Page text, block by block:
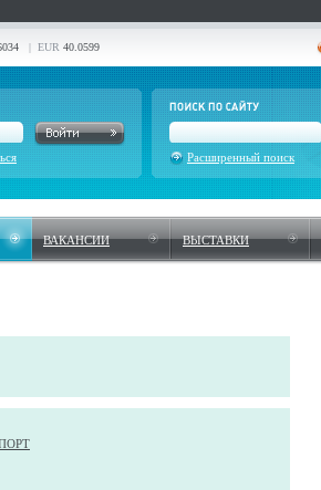
| EUR 40.0599
Расширенный поиск
ВАКАНСИИ ВЫСТАВКИ